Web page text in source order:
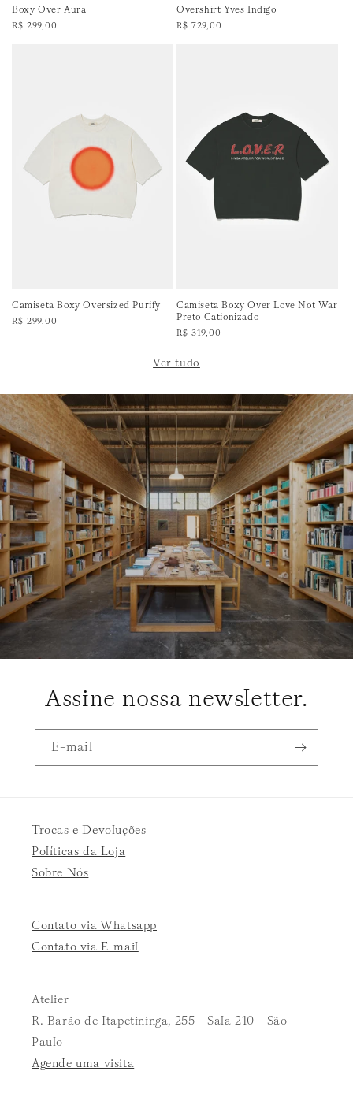
Boxy Over Aura
Preço
R$ 299,00
Overshirt Yves Indigo
Preço
R$ 729,00
Camiseta Boxy Oversized Purify
Preço
R$ 299,00
Camiseta Boxy Over Love Not War
Preto Cationizado
Preço
R$ 319,00
Ver tudo
Assine nossa newsletter.
E-mail
Trocas e Devoluções
Políticas da Loja
Sobre Nós
Contato via Whatsapp
Contato via E-mail
Atelier
R. Barão de Itapetininga, 255 - Sala 210 - São
Paulo
Agende uma visita